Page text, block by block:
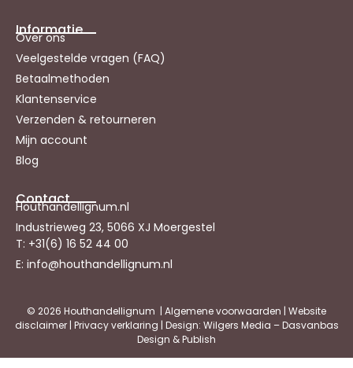
Informatie
Over ons
Veelgestelde vragen (FAQ)
Betaalmethoden
Klantenservice
Verzenden & retourneren
Mijn account
Blog
Contact
Houthandellignum.nl
Industrieweg 23, 5066 XJ Moergestel
T: +31(6) 16 52 44 00
E: info@houthandellignum.nl
© 2026 Houthandellignum | Algemene voorwaarden | Website
disclaimer| Privacy verklaring | Design: Wilgers Media – Dasvanbas
Design & Publish